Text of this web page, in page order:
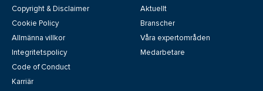
Copyright & Disclaimer
Cookie Policy
Allmänna villkor
Integritetspolicy
Code of Conduct
Karriär
Aktuellt
Branscher
Våra expertområden
Medarbetare